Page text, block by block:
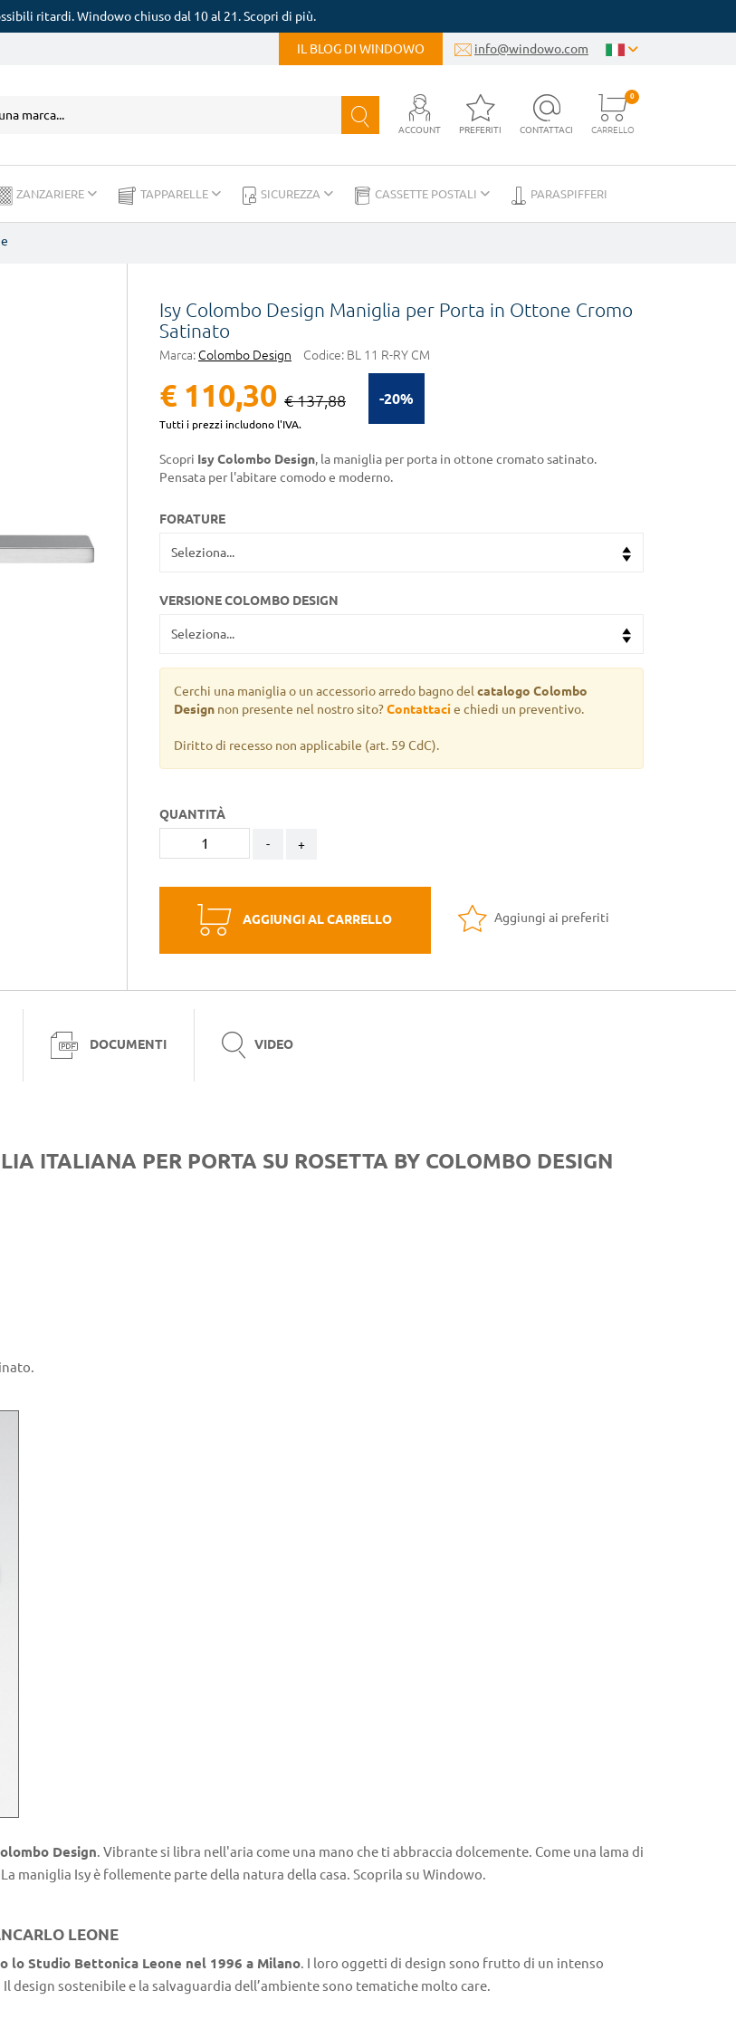
ritardi. Windowo chiuso dal 10 al 21. Scopri di più.
IL BLOG DI WINDOWO info@windowo.com
ACCOUNT PREFERITI CONTATTACI CARRELLO
0
ZANZARIERE TAPPARELLE SICUREZZA CASSETTE POSTALI PARASPIFFERI
Isy Colombo Design Maniglia per Porta in Ottone Cromo
Satinato
Marca: Colombo Design Codice: BL 11 R-RY CM
-20%
€ 110,30 € 137,88
Tutti i prezzi includono l'IVA.
Scopri Isy Colombo Design, la maniglia per porta in ottone cromato satinato.
Pensata per l'abitare comodo e moderno.
FORATURE
VERSIONE COLOMBO DESIGN
Cerchi una maniglia o un accessorio arredo bagno del catalogo Colombo
Design non presente nel nostro sito?Contattacie chiedi un preventivo.
Diritto di recesso non applicabile (art. 59 CdC).
QUANTITÀ
- +
AGGIUNGI AL CARRELLO Aggiungi ai preferiti
DOCUMENTI VIDEO
ITALIANA PER PORTA SU ROSETTA BY COLOMBO DESIGN
Design. Vibrante si libra nell'aria come una mano che ti abbraccia dolcemente. Come una lama di
maniglia Isy è follemente parte della natura della casa. Scoprila su Windowo.
LEONE
lo Studio Bettonica Leone nel 1996 a Milano. I loro oggetti di design sono frutto di un intenso
design sostenibile e la salvaguardia dell’ambiente sono tematiche molto care.